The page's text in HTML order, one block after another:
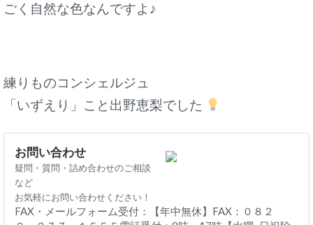
ごく自然な色なんですよ♪
練りものコンシェルジュ
「いずえり」こと出野恵梨でした
お問い合わせ
疑問・質問・詰め合わせのご相談
など
お気軽にお問い合わせください！
FAX・メールフォーム受付：【年中無休】FAX：０８２